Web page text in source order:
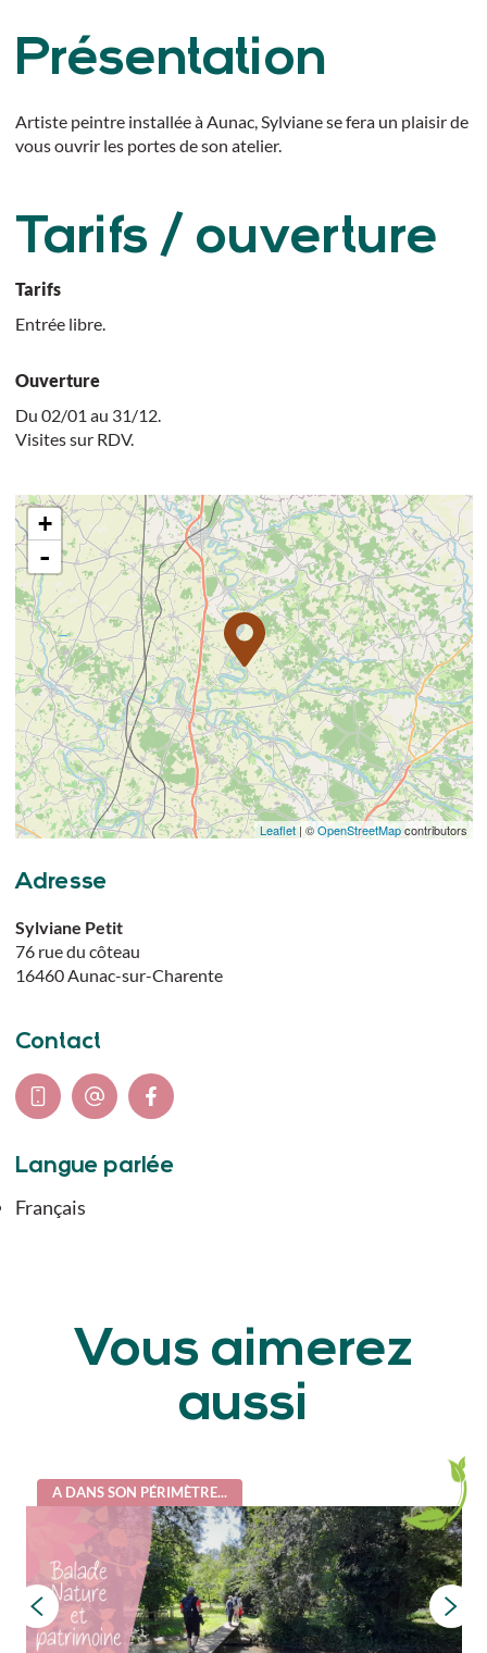
Présentation
Artiste peintre installée à Aunac, Sylviane se fera un plaisir de
vous ouvrir les portes de son atelier.
Tarifs / ouverture
Tarifs
Entrée libre.
Ouverture
Du 02/01 au 31/12.
Visites sur RDV.
+
-
Leaflet| ©OpenStreetMapcontributors
Adresse
Sylviane Petit
76 rue du côteau
16460 Aunac-sur-Charente
Contact
Langue parlée
Français
Vous aimerez
aussi
A DANS SON PÉRIMÈTRE...